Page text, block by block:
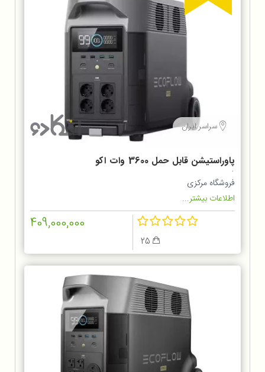
سراسر ایران
پاوراستیشن قابل حمل 3600 وات اکو
فلو
فروشگاه مرکزی
اطلاعات بیشتر...
409,000,000